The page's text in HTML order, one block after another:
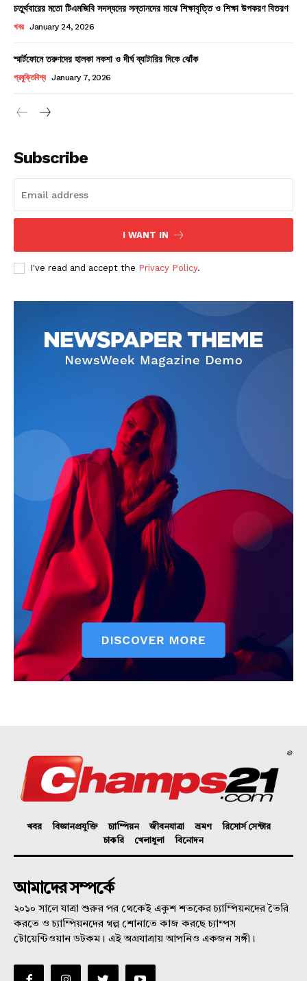
Company
About
Subscription Plans
My account
চতুর্থবারের মতো টিএমজিবি সদস্যদের সন্তানদের মাঝে শিক্ষাবৃত্তি ও শিক্ষা উপকরণ বিতরণ
খবর January 24, 2026
স্মার্টফোনে তরুণদের হালকা নকশা ও দীর্ঘ ব্যাটারির দিকে ঝোঁক
প্রযুক্তিবিশ্ব January 7, 2026
Subscribe
I WANT IN
I've read and accept the Privacy Policy.
©
খবর বিজ্ঞানপ্রযুক্তি চ্যাম্পিয়ন জীবনযাত্রা ভ্রমণ
রিসোর্স সেন্টার
চাকরি
খেলাধুলা বিনোদন
আমাদের সম্পর্কে
২০১০ সালে যাত্রা শুরুর পর থেকেই একুশ শতকের চ্যাম্পিয়নদের তৈরি
করতে ও চ্যাম্পিয়নদের গল্প শোনাতে কাজ করছে চ্যাম্পস
টোয়েন্টিওয়ান ডটকম। এই অগ্রযাত্রায় আপনিও একজন সঙ্গী।